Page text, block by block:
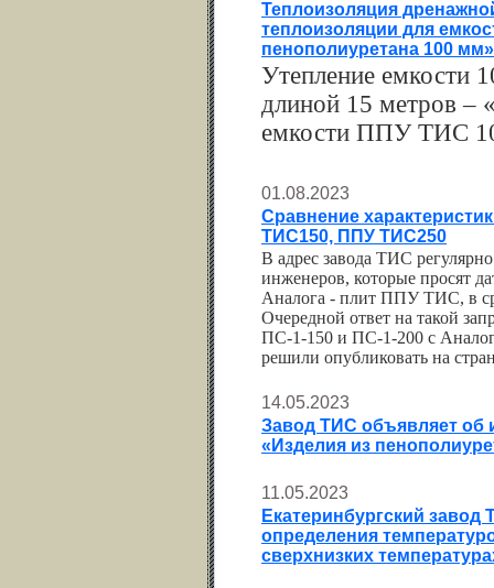
Теплоизоляция
теплоизоляции для
пенополиуретана 100
Утепление емкости
длиной 15 метров –
емкости ППУ ТИС
01.08.2023
Сравнение
ТИС150, ППУ ТИС250
В адрес завода ТИС
инженеров, которые просят
Аналога - плит ППУ ТИС, в
Очередной ответ на такой
ПС-1-150 и ПС-1-200 с
решили опубликовать на
14.05.2023
Завод ТИС объявляет об
«Изделия из
11.05.2023
Екатеринбургский завод
определения
сверхнизких